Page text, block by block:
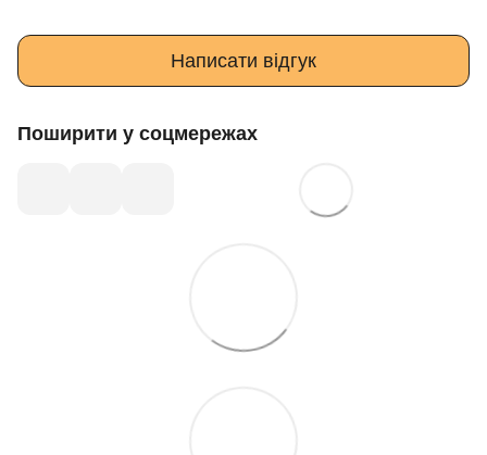
Написати відгук
Поширити у соцмережах